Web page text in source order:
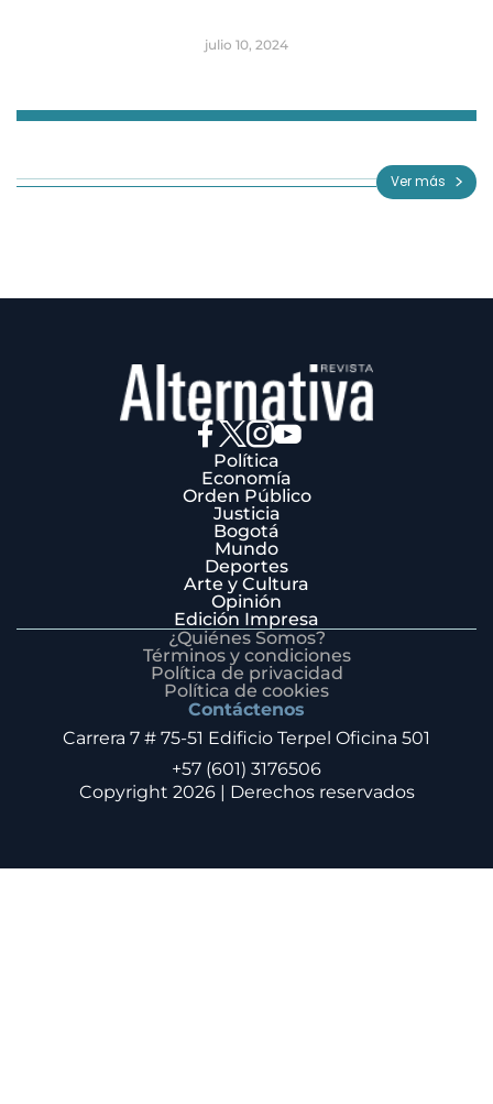
julio 10, 2024
3
Ver más
Política
Economía
Orden Público
Justicia
Bogotá
Mundo
Deportes
Arte y Cultura
Opinión
Edición Impresa
¿Quiénes Somos?
Términos y condiciones
Política de privacidad
Política de cookies
Contáctenos
Carrera 7 # 75-51 Edificio Terpel Oficina 501
+57 (601) 3176506
Copyright 2026 | Derechos reservados